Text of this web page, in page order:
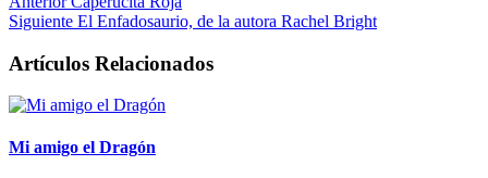
Siguiente El Enfadosaurio, de la autora Rachel Bright
Artículos Relacionados
Mi amigo el Dragón